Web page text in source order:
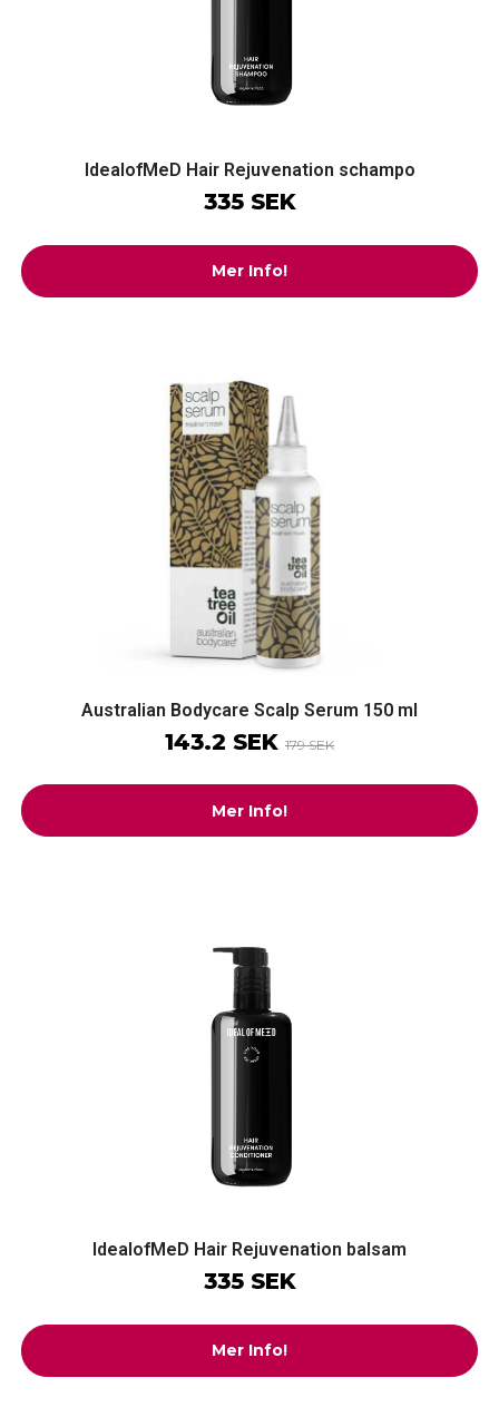
IdealofMeD Hair Rejuvenation schampo
335 SEK
Mer Info!
Australian Bodycare Scalp Serum 150 ml
143.2 SEK 179 SEK
Mer Info!
IdealofMeD Hair Rejuvenation balsam
335 SEK
Mer Info!